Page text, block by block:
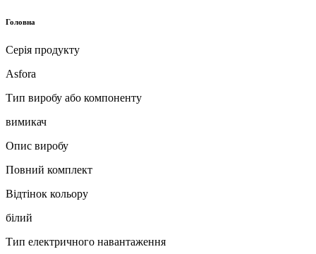
Головна
Серія продукту
Asfora
Тип виробу або компоненту
вимикач
Опис виробу
Повний комплект
Відтінок кольору
білий
Тип електричного навантаження